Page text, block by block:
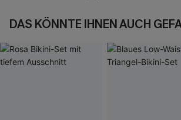
DAS KÖNNTE IHNEN AUCH